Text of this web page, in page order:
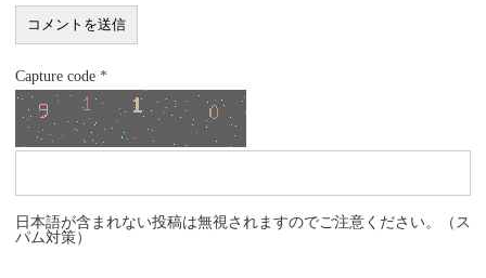
Capture code *
日本語が含まれない投稿は無視されますのでご注意ください。（ス
パム対策）